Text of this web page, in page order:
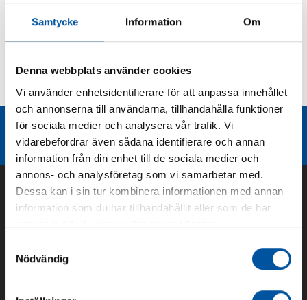
Samtycke Information Om
Denna webbplats använder cookies
Vi använder enhetsidentifierare för att anpassa innehållet
och annonserna till användarna, tillhandahålla funktioner
för sociala medier och analysera vår trafik. Vi
vidarebefordrar även sådana identifierare och annan
information från din enhet till de sociala medier och
annons- och analysföretag som vi samarbetar med.
Dessa kan i sin tur kombinera informationen med annan
information som du har tillhandahållit eller som de har
samlat in när du har använt deras tjänster.
Nödvändig
Produktbeskrivning
Teknisk dokumentation
Liknande produktgrupper